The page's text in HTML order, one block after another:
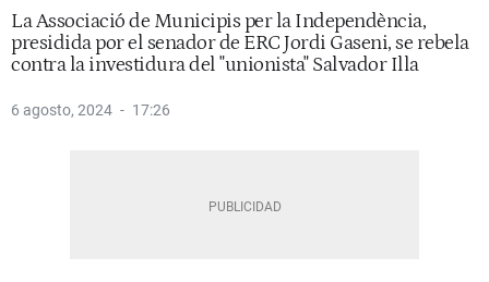
La Associació de Municipis per la Independència,
presidida por el senador de ERC Jordi Gaseni, se rebela
contra la investidura del "unionista" Salvador Illa
6 agosto, 2024 17:26